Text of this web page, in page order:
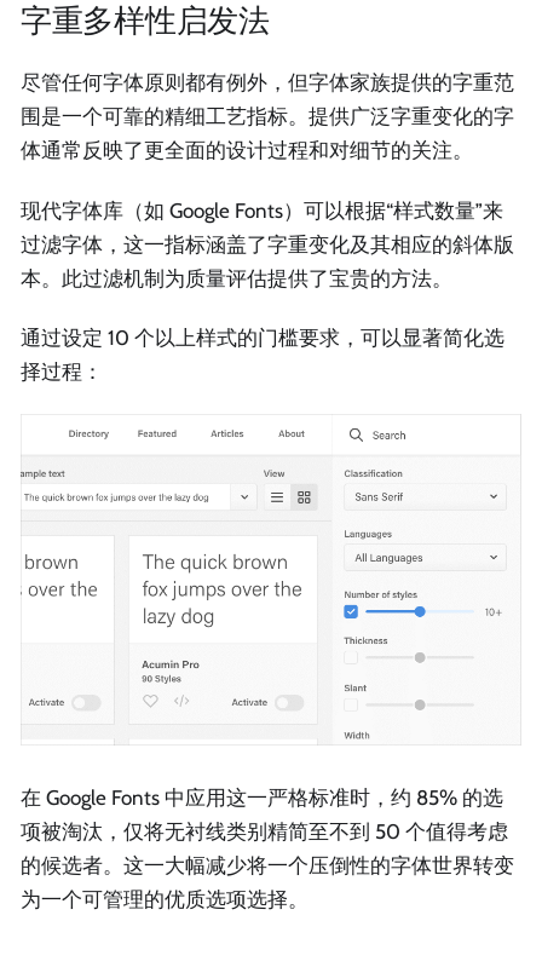
字重多样性启发法
尽管任何字体原则都有例外，但字体家族提供的字重范
围是一个可靠的精细工艺指标。提供广泛字重变化的字
体通常反映了更全面的设计过程和对细节的关注。
现代字体库（如 Google Fonts）可以根据“样式数量”来
过滤字体，这一指标涵盖了字重变化及其相应的斜体版
本。此过滤机制为质量评估提供了宝贵的方法。
通过设定 10 个以上样式的门槛要求，可以显著简化选
择过程：
在 Google Fonts 中应用这一严格标准时，约 85% 的选
项被淘汰，仅将无衬线类别精简至不到 50 个值得考虑
的候选者。这一大幅减少将一个压倒性的字体世界转变
为一个可管理的优质选项选择。